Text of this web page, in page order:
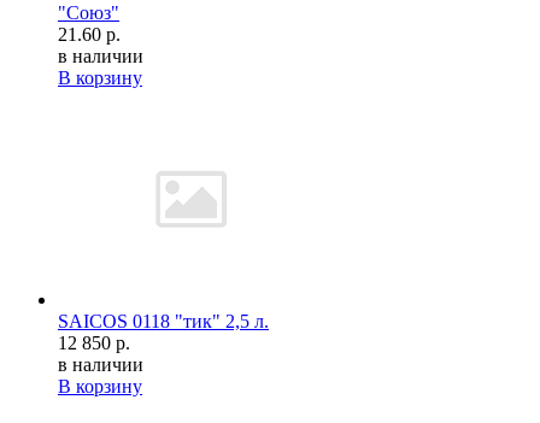
"Союз"
21.60 р.
в наличии
В корзину
SAICOS 0118 "тик" 2,5 л.
12 850 р.
в наличии
В корзину